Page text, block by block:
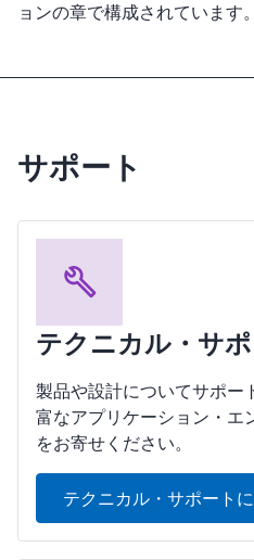
ョンの章で構成されています。
サポート
テクニカル・サ
製品や設計についてサポー
富なアプリケーション・エ
をお寄せください。
テクニカル・サポート